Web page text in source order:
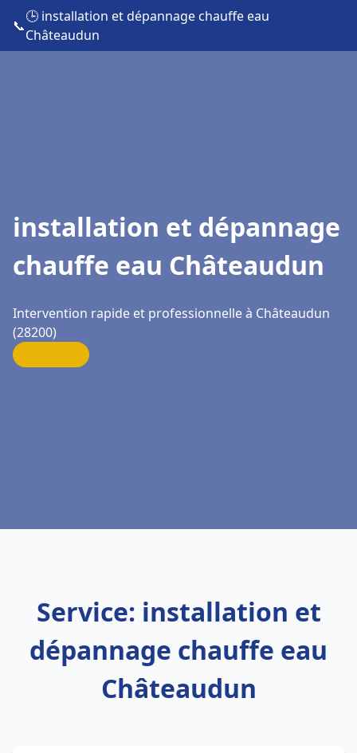
📞
🕒 installation et dépannage chauffe eau
Châteaudun
installation et dépannage
chauffe eau Châteaudun
Intervention rapide et professionnelle à Châteaudun
(28200)
Service: installation et
dépannage chauffe eau
Châteaudun